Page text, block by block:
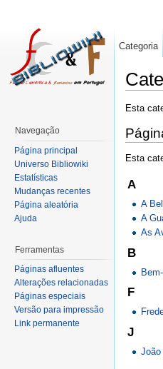
Esta
Esta
A
A
A
As
B
F
J
João
Categoria
Navegação
Página principal
Universo Bibliowiki
Estatísticas
Mudanças recentes
Página aleatória
Ajuda
Ferramentas
Páginas afluentes
Alterações relacionadas
Páginas especiais
Versão para impressão
Link permanente